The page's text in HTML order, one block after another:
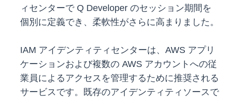
ィセンターで Q Developer のセッション期間を
個別に定義でき、柔軟性がさらに高まりました。
IAM アイデンティティセンターは、AWS アプリ
ケーションおよび複数の AWS アカウントへの従
業員によるアクセスを管理するために推奨される
サービスです。既存のアイデンティティソースで